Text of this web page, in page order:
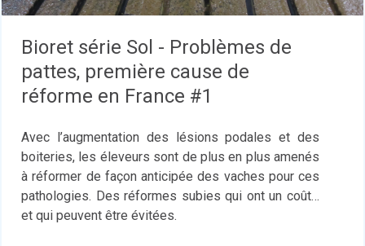
Bioret série Sol - Problèmes de
pattes, première cause de
réforme en France #1
Avec l’augmentation des lésions podales et des
boiteries, les éleveurs sont de plus en plus amenés
à réformer de façon anticipée des vaches pour ces
pathologies. Des réformes subies qui ont un coût…
et qui peuvent être évitées.